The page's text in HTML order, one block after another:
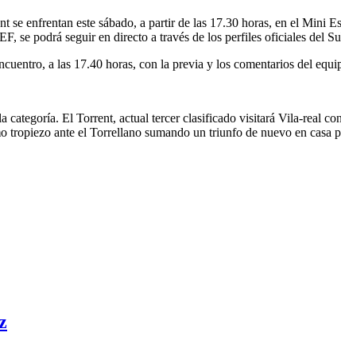
enfrentan este sábado, a partir de las 17.30 horas, en el Mini
se podrá seguir en directo a través de los perfiles oficiales del
a las 17.40 horas, con la previa y los comentarios del
categoría. El Torrent, actual tercer clasificado visitará Vila-real
tropiezo ante el Torrellano sumando un triunfo de nuevo en casa